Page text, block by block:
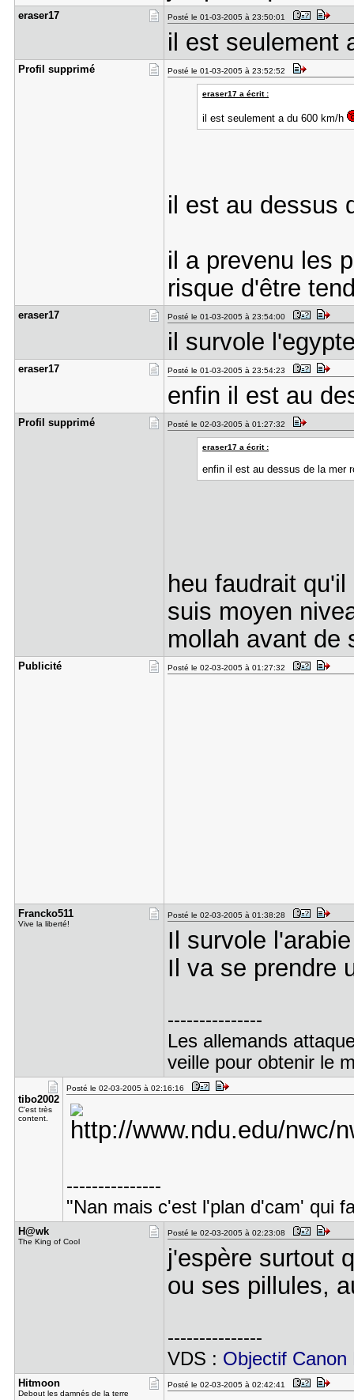
eraser17 Posté le 01-03-2005 à 23:50:01
il est seulement
Profil sup​primé Posté le 01-03-2005 à 23:52:52
eraser17 a écrit :
il est seulement a du 600 km/h
il est au dessus
il a prevenu les
risque d'être
eraser17 Posté le 01-03-2005 à 23:54:00
il survole
eraser17 Posté le 01-03-2005 à 23:54:23
enfin il est au
Profil sup​primé Posté le 02-03-2005 à 01:27:32
eraser17 a écrit :
enfin il est au dessus de la mer
heu faudrait
suis moyen
mollah avant de
Publicité Posté le 02-03-2005 à 01:27:32
Francko511
Vive la liberté!
Posté le 02-03-2005 à 01:38:28
Il survole
Il va se prendre
---------------
Les allemands
veille pour obtenir le
tibo2002
C'est très
content.
Posté le 02-03-2005 à 02:16:16
---------------
"Nan mais c'est l'plan d'cam' qui
H@wk
The King of Cool
Posté le 02-03-2005 à 02:23:08
j'espère surtout
ou ses pillules,
---------------
VDS : Objectif Canon
Hitmoon
Debout les damnés de la terre
Posté le 02-03-2005 à 02:42:41